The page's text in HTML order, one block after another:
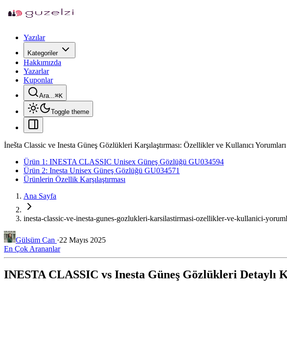
Yazılar
Kategoriler
Hakkımızda
Yazarlar
Kuponlar
Ara...⌘K
Toggle theme
İnešta Classic ve Inesta Güneş Gözlükleri Karşılaştırması: Özellikler ve Kullanıcı Yorumları
Ürün 1: INESTA CLASSIC Unisex Güneş Gözlüğü GU034594
Ürün 2: Inesta Unisex Güneş Gözlüğü GU034571
Ürünlerin Özellik Karşılaştırması
Ana Sayfa
inesta-classic-ve-inesta-gunes-gozlukleri-karsilastirmasi-ozellikler-ve-kullanici-
Gülsüm Can ·22 Mayıs 2025
En Çok Arananlar
INESTA CLASSIC vs Inesta Güneş Gözlükleri Detaylı